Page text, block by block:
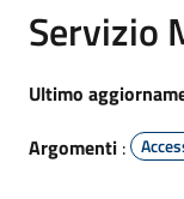
Servizio
Ultimo
Argomenti :